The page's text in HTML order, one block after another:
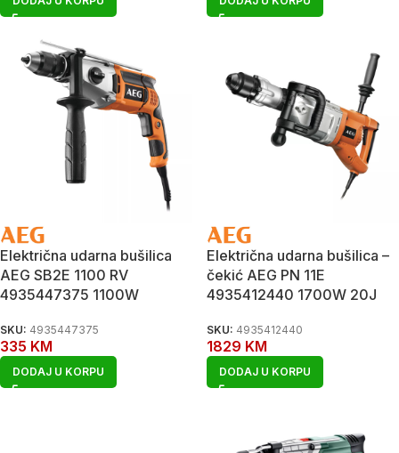
Električna udarna bušilica
AEG SB2E 1100 RV
4935447375 1100W
SKU: 4935447375
335 KM
DODAJ U KORPU
Električna udarna bušilica –
čekić AEG PN 11E
4935412440 1700W 20J
SKU: 4935412440
1829 KM
DODAJ U KORPU